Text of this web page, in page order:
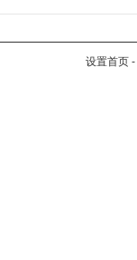
设置首页 -